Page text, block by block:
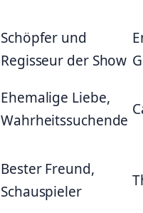
Schöpfer und
Regisseur der Show
Ehemalige Liebe,
Wahrheitssuchende
Bester Freund,
Schauspieler